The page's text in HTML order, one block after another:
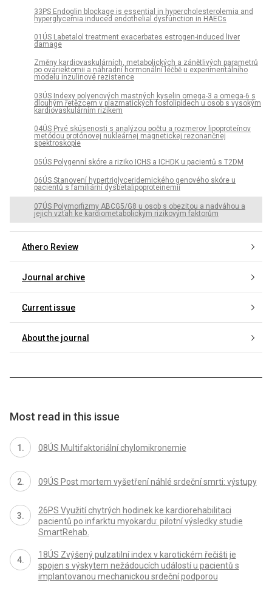
33PS Endoglin blockage is essential in hypercholesterolemia and
hyperglycemia induced endothelial dysfunction in HAECs
01ÚS Labetalol treatment exacerbates estrogen-induced liver
damage
Změny kardiovaskulárních, metabolických a zánětlivých parametrů
po ovariektomii a náhradní hormonální léčbě u experimentálního
modelu inzulinové rezistence
03ÚS Indexy polyenových mastných kyselin omega-3 a omega-6 s
dlouhým řetězcem v plazmatických fosfolipidech u osob s vysokým
kardiovaskulárním rizikem
04ÚS Prvé skúsenosti s analýzou počtu a rozmerov lipoproteínov
metódou protónovej nukleárnej magnetickej rezonančnej
spektroskopie
05ÚS Polygenní skóre a riziko ICHS a ICHDK u pacientů s T2DM
06ÚS Stanovení hypertriglyceridemického genového skóre u
pacientů s familiární dysbetalipoproteinemií
07ÚS Polymorfizmy ABCG5/G8 u osob s obezitou a nadváhou a
jejich vztah ke kardiometabolickým rizikovým faktorům
Athero Review
Journal archive
Current issue
About the journal
Most read in this issue
08ÚS Multifaktoriální chylomikronemie
09ÚS Post mortem vyšetření náhlé srdeční smrti: výstupy
26PS Využití chytrých hodinek ke kardiorehabilitaci
pacientů po infarktu myokardu: pilotní výsledky studie
SmartRehab.
18ÚS Zvýšený pulzatilní index v karotickém řečišti je
spojen s výskytem nežádoucích událostí u pacientů s
implantovanou mechanickou srdeční podporou